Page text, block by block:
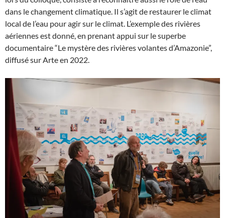
dans le changement climatique. Il s’agit de restaurer le climat
local de l’eau pour agir sur le climat. L’exemple des rivières
aériennes est donné, en prenant appui sur le superbe
documentaire “Le mystère des rivières volantes d’Amazonie”,
diffusé sur Arte en 2022.